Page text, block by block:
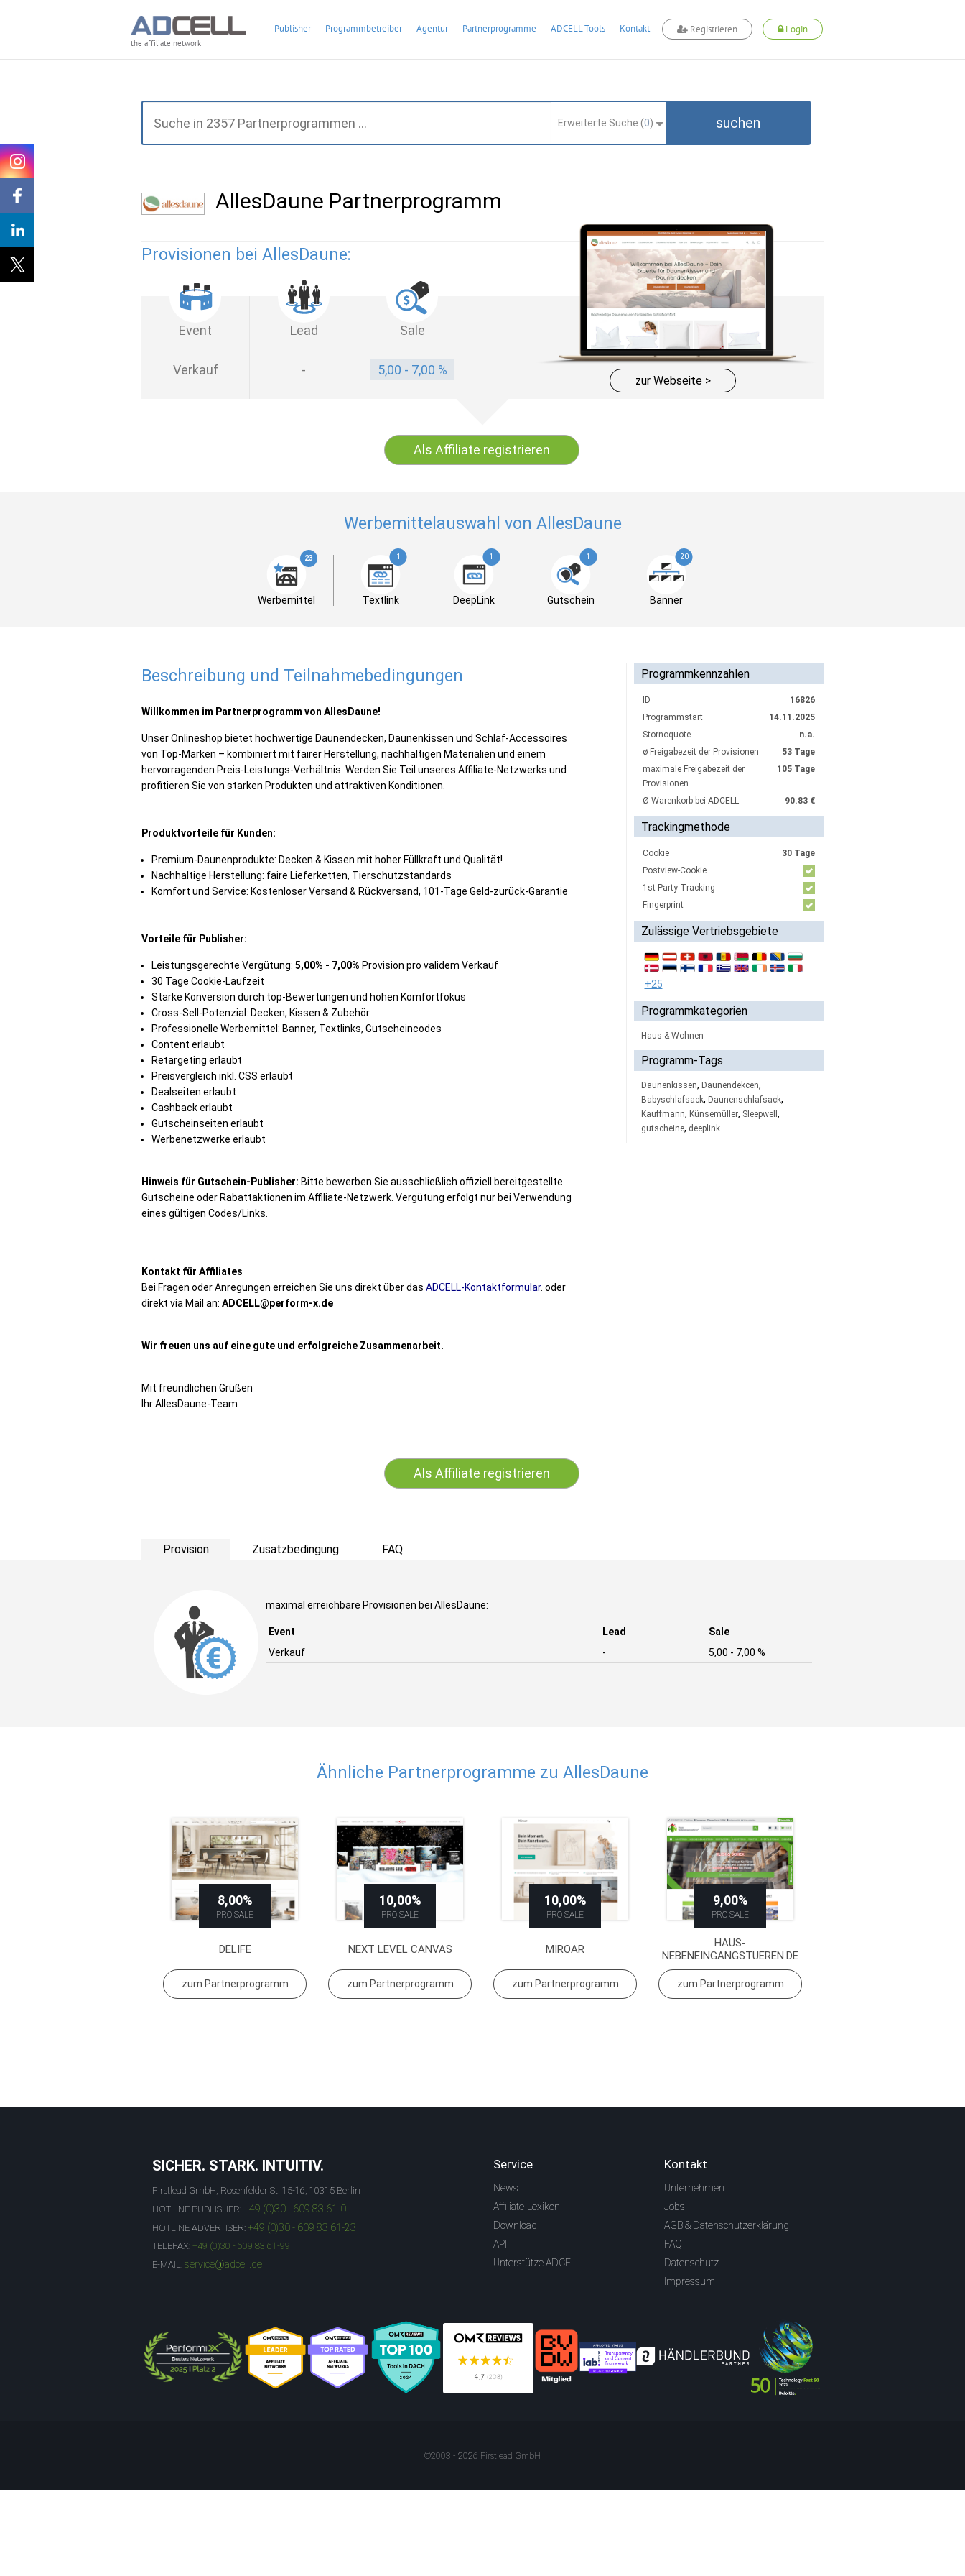
the affiliate network
Publisher Programmbetreiber Agentur Partnerprogramme ADCELL-Tools Kontakt Registrieren Login
Erweiterte Suche (0) suchen
AllesDaune Partnerprogramm
Provisionen bei AllesDaune:
Event Lead Sale
Verkauf - 5,00 - 7,00 %
zur Webseite >
Als Affiliate registrieren
Werbemittelauswahl von AllesDaune
23
Werbemittel
1
Textlink
1
DeepLink
1
Gutschein
20
Banner
Beschreibung und Teilnahmebedingungen
Willkommen im Partnerprogramm von AllesDaune!
Unser Onlineshop bietet hochwertige Daunendecken, Daunenkissen und Schlaf-Accessoires
von Top-Marken – kombiniert mit fairer Herstellung, nachhaltigen Materialien und einem
hervorragenden Preis-Leistungs-Verhältnis. Werden Sie Teil unseres Affiliate-Netzwerks und
profitieren Sie von starken Produkten und attraktiven Konditionen.
Produktvorteile für Kunden:
Premium-Daunenprodukte: Decken & Kissen mit hoher Füllkraft und Qualität!
Nachhaltige Herstellung: faire Lieferketten, Tierschutzstandards
Komfort und Service: Kostenloser Versand & Rückversand, 101-Tage Geld-zurück-Garantie
Vorteile für Publisher:
Leistungsgerechte Vergütung: 5,00% - 7,00% Provision pro validem Verkauf
30 Tage Cookie-Laufzeit
Starke Konversion durch top-Bewertungen und hohen Komfortfokus
Cross-Sell-Potenzial: Decken, Kissen & Zubehör
Professionelle Werbemittel: Banner, Textlinks, Gutscheincodes
Content erlaubt
Retargeting erlaubt
Preisvergleich inkl. CSS erlaubt
Dealseiten erlaubt
Cashback erlaubt
Gutscheinseiten erlaubt
Werbenetzwerke erlaubt
Hinweis für Gutschein-Publisher: Bitte bewerben Sie ausschließlich offiziell bereitgestellte
Gutscheine oder Rabattaktionen im Affiliate-Netzwerk. Vergütung erfolgt nur bei Verwendung
eines gültigen Codes/Links.
Kontakt für Affiliates
Bei Fragen oder Anregungen erreichen Sie uns direkt über das ADCELL-Kontaktformular. oder
direkt via Mail an: ADCELL@perform-x.de
Wir freuen uns auf eine gute und erfolgreiche Zusammenarbeit.
Mit freundlichen Grüßen
Ihr AllesDaune-Team
Programmkennzahlen
ID
16826
Programmstart
14.11.2025
Stornoquote
n.a.
ø Freigabezeit der Provisionen
53 Tage
maximale Freigabezeit der
Provisionen
105 Tage
Ø Warenkorb bei ADCELL: 90.83 €
Trackingmethode
Cookie
30 Tage
Postview-Cookie
1st Party Tracking
Fingerprint
Zulässige Vertriebsgebiete
+25
Programmkategorien
Haus & Wohnen
Programm-Tags
Daunenkissen, Daunendekcen,
Babyschlafsack, Daunenschlafsack,
Kauffmann, Künsemüller, Sleepwell ,
gutscheine, deeplink
Als Affiliate registrieren
Provision Zusatzbedingung FAQ
maximal erreichbare Provisionen bei AllesDaune:
Event Lead
Sale
Verkauf
- 5,00 - 7,00 %
Ähnliche Partnerprogramme zu AllesDaune
8,00%
PRO SALE
DELIFE
zum Partnerprogramm
10,00%
PRO SALE
NEXT LEVEL CANVAS
zum Partnerprogramm
10,00%
PRO SALE
MIROAR
zum Partnerprogramm
9,00%
PRO SALE
HAUS-
NEBENEINGANGSTUEREN.DE
zum Partnerprogramm
SICHER. STARK. INTUITIV.
Firstlead GmbH, Rosenfelder St. 15-16, 10315 Berlin
HOTLINE PUBLISHER: +49 (0)30 - 609 83 61-0
HOTLINE ADVERTISER: +49 (0)30 - 609 83 61-23
TELEFAX: +49 (0)30 - 609 83 61-99
E-MAIL: service@adcell.de
Service
News
Affiliate-Lexikon
Download
API
Unterstütze ADCELL
Kontakt
Unternehmen
Jobs
AGB & Datenschutzerklärung
FAQ
Datenschutz
Impressum
©2003 - 2026 Firstlead GmbH